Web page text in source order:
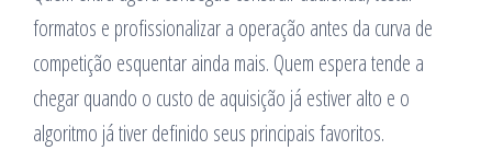
formatos e profissionalizar a operação antes da curva de
competição esquentar ainda mais. Quem espera tende a
chegar quando o custo de aquisição já estiver alto e o
algoritmo já tiver definido seus principais favoritos.